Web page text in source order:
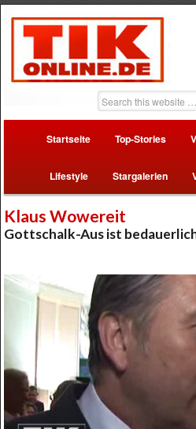
Startseite Top-Stories
Lifestyle Stargalerien
Klaus Wowereit
Gottschalk-Aus ist